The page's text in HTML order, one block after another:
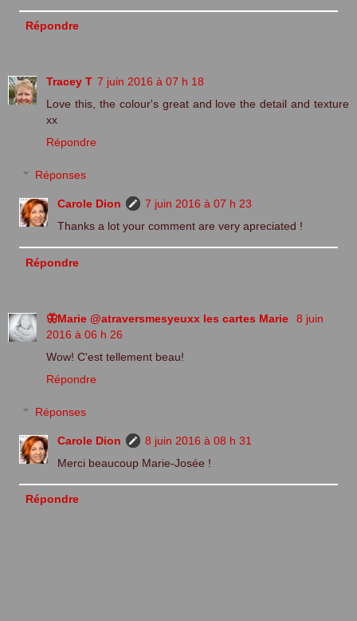
Répondre
Tracey T 7 juin 2016 à 07 h 18
Love this, the colour's great and love the detail and texture
xx
Répondre
Réponses
Carole Dion
7 juin 2016 à 07 h 23
Thanks a lot your comment are very apreciated !
Répondre
🦋Marie @atraversmesyeuxx les cartes Marie
8 juin
2016 à 06 h 26
Wow! C'est tellement beau!
Répondre
Réponses
Carole Dion
8 juin 2016 à 08 h 31
Merci beaucoup Marie-Josée !
Répondre